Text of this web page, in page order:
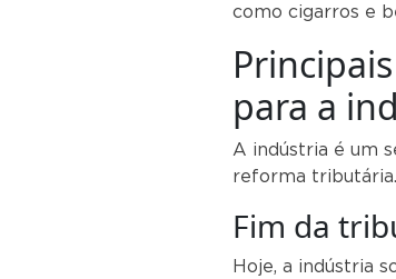
como cigarros e
para a
A indústria é um
reforma
Fim da
Hoje, a indústria